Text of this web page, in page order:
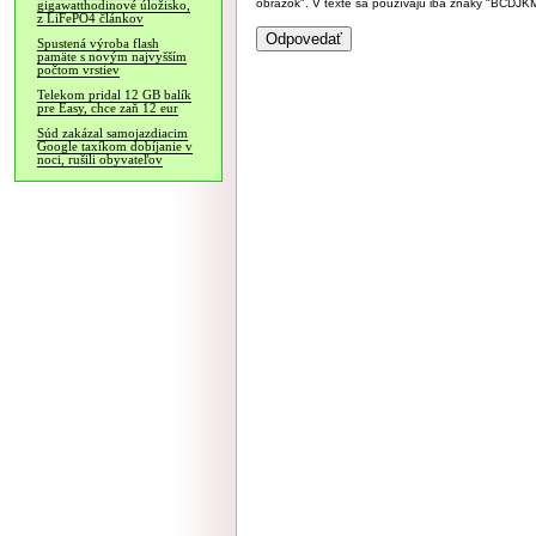
gigawatthodinové úložisko,
z LiFePO4 článkov
Spustená výroba flash
pamäte s novým najvyšším
počtom vrstiev
Telekom pridal 12 GB balík
pre Easy, chce zaň 12 eur
Súd zakázal samojazdiacim
Google taxíkom dobíjanie v
noci, rušili obyvateľov
obrázok". V texte sa používajú iba znaky